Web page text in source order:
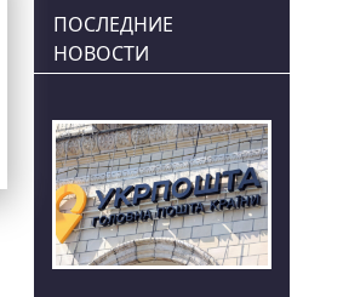
ПОСЛЕДНИЕ
НОВОСТИ